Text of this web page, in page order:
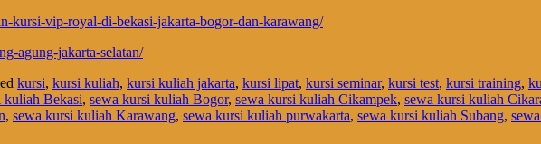
kursi-vip-royal-di-bekasi-jakarta-bogor-dan-karawang/
agung-jakarta-selatan/
kursi, kursi kuliah, kursi kuliah jakarta, kursi lipat, kursi seminar, kursi test, kursi training,
kuliah Bekasi, sewa kursi kuliah Bogor, sewa kursi kuliah Cikampek, sewa kursi kuliah
, sewa kursi kuliah Karawang, sewa kursi kuliah purwakarta, sewa kursi kuliah Subang,